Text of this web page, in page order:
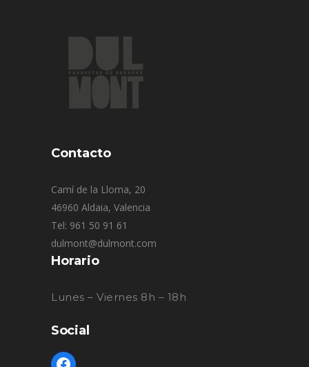
Contacto
Camí de la Lloma, 20
46960 Aldaia, Valencia
Tel: 961 50 91 61
dulmont@dulmont.com
Horario
Lunes – Viernes 8h – 18h
Social